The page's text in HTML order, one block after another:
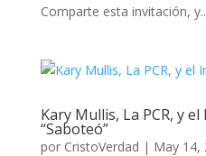
Comparte esta invitación,
Kary Mullis, La PCR, y
“Saboteó”
por CristoVerdad | May 14,